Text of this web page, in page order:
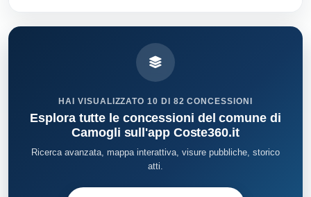
HAI VISUALIZZATO 10 DI 82 CONCESSIONI
Esplora tutte le concessioni del comune di
Camogli sull'app Coste360.it
Ricerca avanzata, mappa interattiva, visure pubbliche, storico
atti.